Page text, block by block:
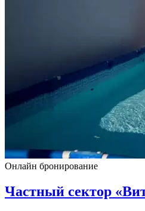
Онлайн бронирование
Частный сектор